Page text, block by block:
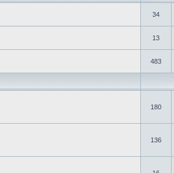
34
13
483
180
136